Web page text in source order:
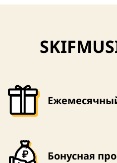
Бонусная